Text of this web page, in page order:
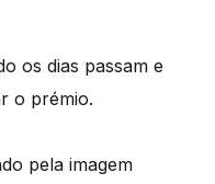
os dias passam e
o prémio.
pela imagem